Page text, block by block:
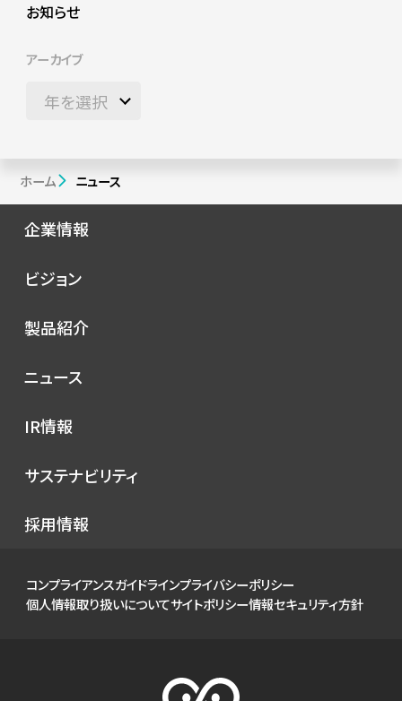
お知らせ
アーカイブ
ホーム ニュース
企業情報
会社概要
ビジョン
トップメッセージ
製品紹介
コンセプト
シノプスのこだわり
ニュース
プレスリリース
イベント
お知らせ
IR情報
IRニュース
財務ハイライト
IRライブラリ
サステナビリティ
環境
ガバナンス
採用情報
コンプライアンスガイドラインプライバシーポリシー
個人情報取り扱いについてサイトポリシー情報セキュリティ方針